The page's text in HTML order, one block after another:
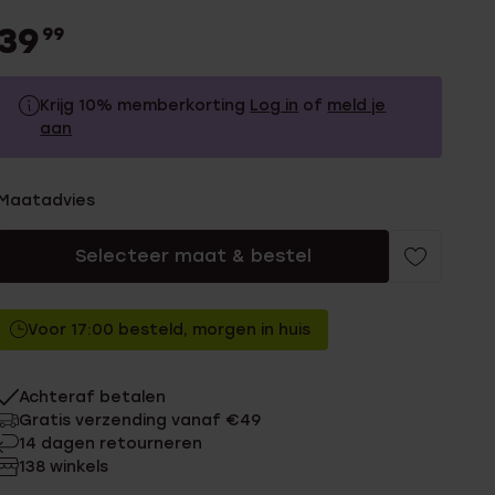
99
Krijg 10% memberkorting Log in of meld je
aan
Zonder memberkorting
Selecteer maat & bestel
Voor 17:00 besteld, morgen in huis
Achteraf betalen
Gratis verzending vanaf €49
14 dagen retourneren
138 winkels